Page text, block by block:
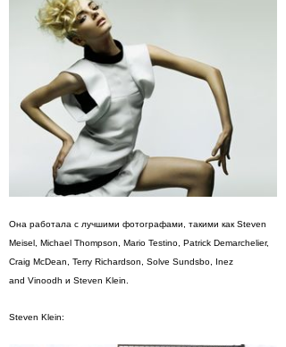
Она работала с лучшими фотографами, такими как Steven
Meisel, Michael Thompson, Mario Testino, Patrick Demarchelier,
Craig McDean, Terry Richardson, Solve Sundsbo, Inez
and Vinoodh и Steven Klein.
Steven Klein: